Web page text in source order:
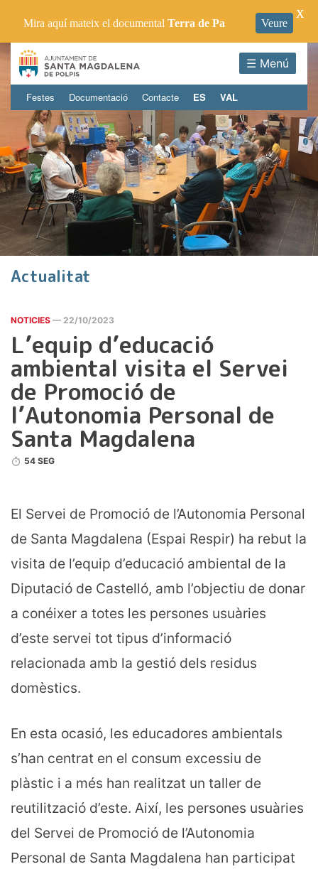
☰ Menú
Festes Documentació Contacte ES VAL
Actualitat
NOTICIES — 22/10/2023
L’equip d’educació
ambiental visita el Servei
de Promoció de
l’Autonomia Personal de
Santa Magdalena
54 SEG
El Servei de Promoció de l’Autonomia Personal
de Santa Magdalena (Espai Respir) ha rebut la
visita de l’equip d’educació ambiental de la
Diputació de Castelló, amb l’objectiu de donar
a conéixer a totes les persones usuàries
d’este servei tot tipus d’informació
relacionada amb la gestió dels residus
domèstics.
En esta ocasió, les educadores ambientals
s’han centrat en el consum excessiu de
plàstic i a més han realitzat un taller de
reutilització d’este. Així, les persones usuàries
del Servei de Promoció de l’Autonomia
Personal de Santa Magdalena han participat
Mira aquí mateix el documental Terra de Pa Veure
X